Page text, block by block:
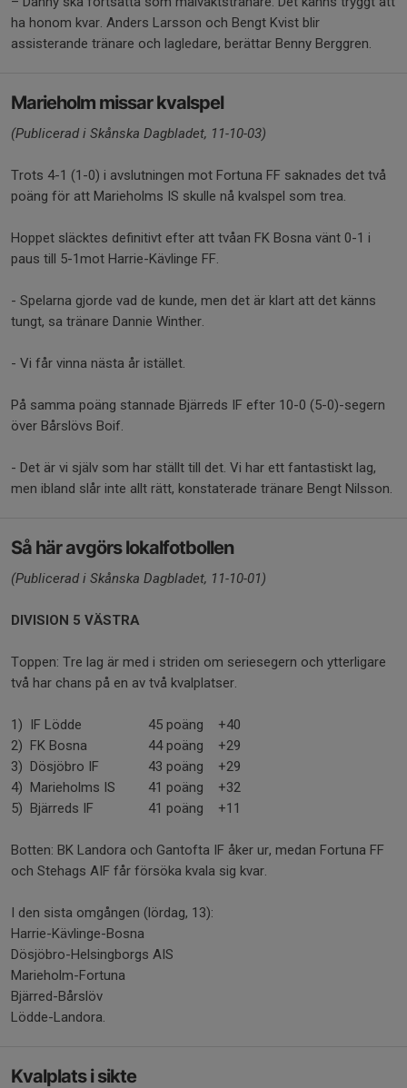
ha honom kvar. Anders Larsson och Bengt Kvist blir
assisterande tränare och lagledare, berättar Benny Berggren.
Marieholm missar kvalspel
(Publicerad i Skånska Dagbladet, 11-10-03)
Trots 4-1 (1-0) i avslutningen mot Fortuna FF saknades det två
poäng för att Marieholms IS skulle nå kvalspel som trea.
Hoppet släcktes definitivt efter att tvåan FK Bosna vänt 0-1 i
paus till 5-1mot Harrie-Kävlinge FF.
- Spelarna gjorde vad de kunde, men det är klart att det känns
tungt, sa tränare Dannie Winther.
- Vi får vinna nästa år istället.
På samma poäng stannade Bjärreds IF efter 10-0 (5-0)-segern
över Bårslövs Boif.
- Det är vi själv som har ställt till det. Vi har ett fantastiskt lag,
men ibland slår inte allt rätt, konstaterade tränare Bengt Nilsson.
Så här avgörs lokalfotbollen
(Publicerad i Skånska Dagbladet, 11-10-01)
DIVISION 5 VÄSTRA
Toppen: Tre lag är med i striden om seriesegern och ytterligare
två har chans på en av två kvalplatser.
1) IF Lödde 45 poäng
+40
2) FK Bosna 44 poäng
+29
3) Dösjöbro IF 43 poäng
+29
4) Marieholms IS 41 poäng
+32
5) Bjärreds IF 41 poäng +11
Botten: BK Landora och Gantofta IF åker ur, medan Fortuna FF
och Stehags AIF får försöka kvala sig kvar.
I den sista omgången (lördag, 13):
Harrie-Kävlinge-Bosna
Dösjöbro-Helsingborgs AIS
Marieholm-Fortuna
Bjärred-Bårslöv
Lödde-Landora.
Kvalplats i sikte